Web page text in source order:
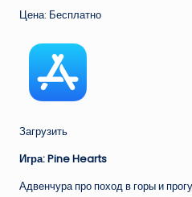
Цена: Бесплатно
Загрузить
Игра: Pine Hearts
Адвенчура про поход в горы и